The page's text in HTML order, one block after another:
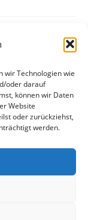
wir Technologien wie
oder darauf
können wir Daten
Website
oder zurückziehst,
werden.